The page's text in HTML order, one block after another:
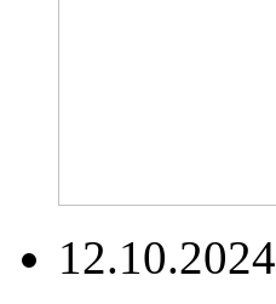
12.10.2024